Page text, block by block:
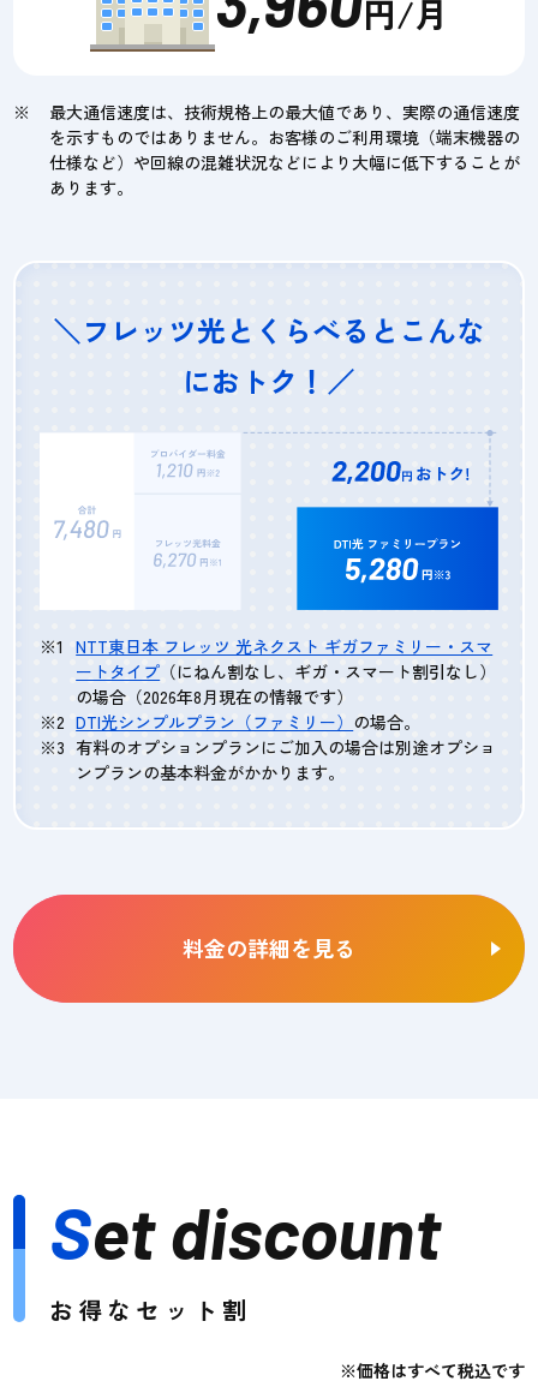
円/月
最大通信速度は、技術規格上の最大値であり、実際の通信速度
を示すものではありません。お客様のご利用環境（端末機器の
仕様など）や回線の混雑状況などにより大幅に低下することが
あります。
＼フレッツ光とくらべるとこんな
におトク！／
NTT東日本 フレッツ 光ネクスト ギガファミリー・スマ
ートタイプ （にねん割なし、ギガ・スマート割引なし）
の場合（2026年8月現在の情報です）
DTI光シンプルプラン（ファミリー） の場合。
有料のオプションプランにご加入の場合は別途オプショ
ンプランの基本料金がかかります。
料金の詳細を見る
Set discount
お得なセット割
※価格はすべて税込です